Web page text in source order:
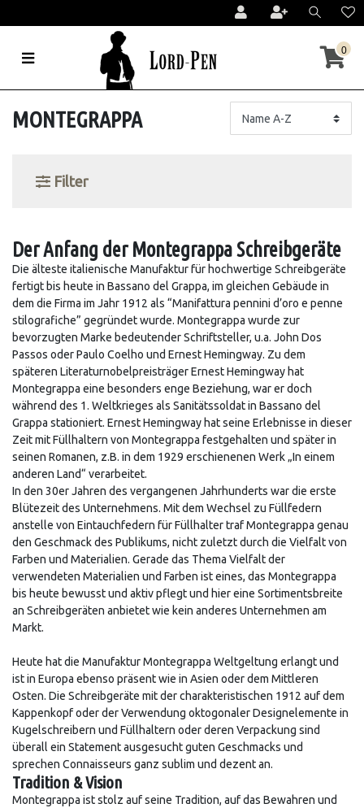
0
MONTEGRAPPA
Filter
Der Anfang der Montegrappa Schreibgeräte
Die älteste italienische Manufaktur für hochwertige Schreibgeräte
fertigt bis heute in Bassano del Grappa, im gleichen Gebäude in
dem die Firma im Jahr 1912 als “Manifattura pennini d’oro e penne
stilografiche” gegründet wurde. Montegrappa wurde zur
bevorzugten Marke bedeutender Schriftsteller, u.a. John Dos
Passos oder Paulo Coelho und Ernest Hemingway. Zu dem
späteren Literaturnobelpreisträger Ernest Hemingway hat
Montegrappa eine besonders enge Beziehung, war er doch
während des 1. Weltkrieges als Sanitätssoldat in Bassano del
Grappa stationiert. Ernest Hemingway hat seine Erlebnisse in dieser
Zeit mit Füllhaltern von Montegrappa festgehalten und später in
seinen Romanen, z.B. in dem 1929 erschienenen Werk „In einem
anderen Land“ verarbeitet.
In den 30er Jahren des vergangenen Jahrhunderts war die erste
Blütezeit des Unternehmens. Mit dem Wechsel zu Füllfedern
anstelle von Eintauchfedern für Füllhalter traf Montegrappa genau
den Geschmack des Publikums, nicht zuletzt durch die Vielfalt von
Farben und Materialien. Gerade das Thema Vielfalt der
verwendeten Materialien und Farben ist eines, das Montegrappa
bis heute bewusst und aktiv pflegt und hier eine Sortimentsbreite
an Schreibgeräten anbietet wie kein anderes Unternehmen am
Markt.
Heute hat die Manufaktur Montegrappa Weltgeltung erlangt und
ist in Europa ebenso präsent wie in Asien oder dem Mittleren
Osten. Die Schreibgeräte mit der charakteristischen 1912 auf dem
Kappenkopf oder der Verwendung oktogonaler Designelemente in
Kugelschreibern und Füllhaltern oder deren Verpackung sind
überall ein Statement ausgesucht guten Geschmacks und
sprechen Connaisseurs ganz sublim und dezent an.
Tradition & Vision
Montegrappa ist stolz auf seine Tradition, auf das Bewahren und